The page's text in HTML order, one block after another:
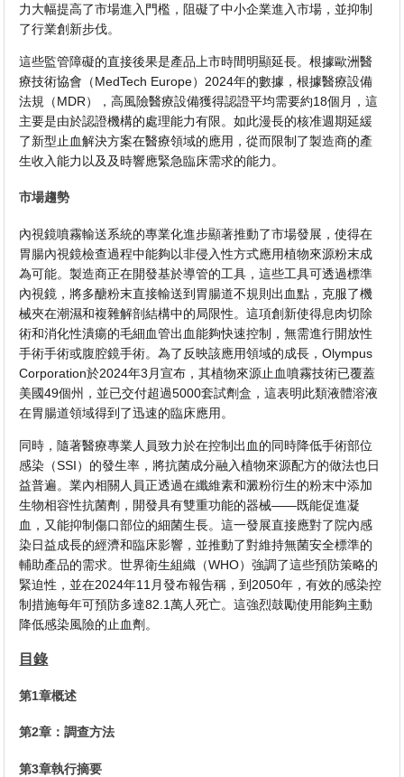
力大幅提高了市場進入門檻，阻礙了中小企業進入市場，並抑制
了行業創新步伐。
這些監管障礙的直接後果是產品上市時間明顯延長。根據歐洲醫
療技術協會（MedTech Europe）2024年的數據，根據醫療設備
法規（MDR），高風險醫療設備獲得認證平均需要約18個月，這
主要是由於認證機構的處理能力有限。如此漫長的核准週期延緩
了新型止血解決方案在醫療領域的應用，從而限制了製造商的產
生收入能力以及及時響應緊急臨床需求的能力。
市場趨勢
內視鏡噴霧輸送系統的專業化進步顯著推動了市場發展，使得在
胃腸內視鏡檢查過程中能夠以非侵入性方式應用植物來源粉末成
為可能。製造商正在開發基於導管的工具，這些工具可透過標準
內視鏡，將多醣粉末直接輸送到胃腸道不規則出血點，克服了機
械夾在潮濕和複雜解剖結構中的局限性。這項創新使得息肉切除
術和消化性潰瘍的毛細血管出血能夠快速控制，無需進行開放性
手術手術或腹腔鏡手術。為了反映該應用領域的成長，Olympus
Corporation於2024年3月宣布，其植物來源止血噴霧技術已覆蓋
美國49個州，並已交付超過5000套試劑盒，這表明此類液體溶液
在胃腸道領域得到了迅速的臨床應用。
同時，隨著醫療專業人員致力於在控制出血的同時降低手術部位
感染（SSI）的發生率，將抗菌成分融入植物來源配方的做法也日
益普遍。業內相關人員正透過在纖維素和澱粉衍生的粉末中添加
生物相容性抗菌劑，開發具有雙重功能的器械——既能促進凝
血，又能抑制傷口部位的細菌生長。這一發展直接應對了院內感
染日益成長的經濟和臨床影響，並推動了對維持無菌安全標準的
輔助產品的需求。世界衛生組織（WHO）強調了這些預防策略的
緊迫性，並在2024年11月發布報告稱，到2050年，有效的感染控
制措施每年可預防多達82.1萬人死亡。這強烈鼓勵使用能夠主動
降低感染風險的止血劑。
目錄
第1章概述
第2章：調查方法
第3章執行摘要